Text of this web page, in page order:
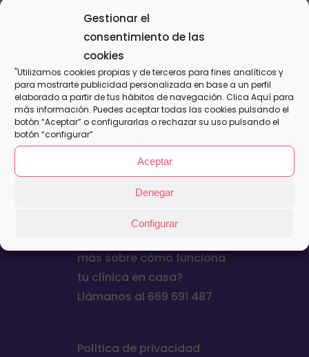
Gestionar el
consentimiento de las
cookies
"Utilizamos cookies propias y de terceros para fines analíticos y
para mostrarte publicidad personalizada en base a un perfil
elaborado a partir de tus hábitos de navegación. Clica Aquípara
más información. Puedes aceptar todas las cookies pulsando el
botón “Aceptar” o configurarlas o rechazar su uso pulsando el
botón “configurar”
Aceptar
Denegar
Configurar
15,50€
This is a simple, virtual product.
Añadir al
carrito
Detalles
más sobre cómo funciona
tu clínica en casa?
Llámanos al 669 691 487
Política de privacidad